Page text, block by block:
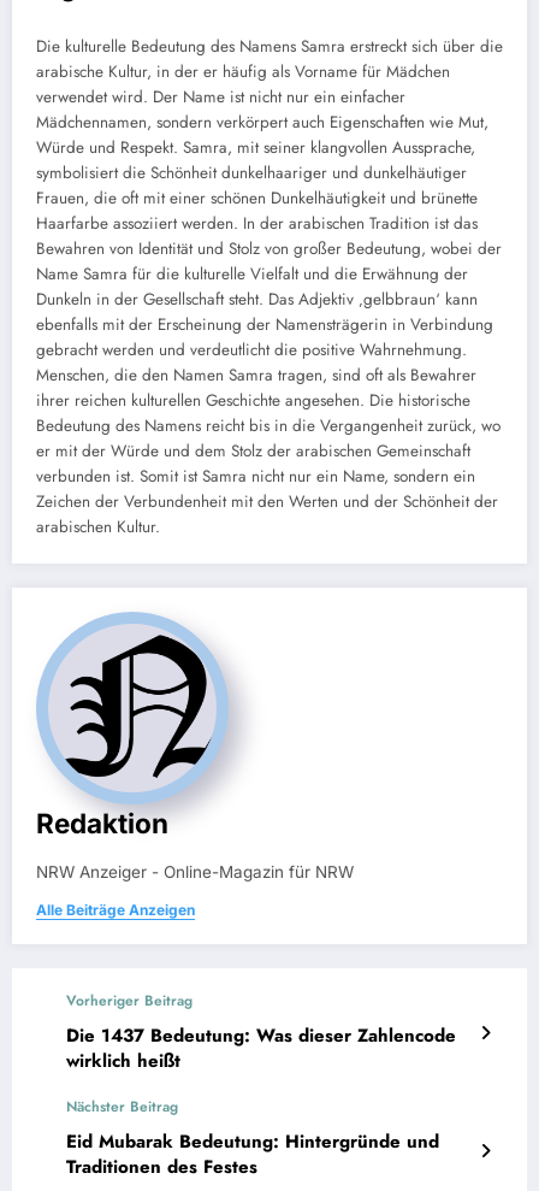
Die kulturelle Bedeutung des Namens Samra erstreckt sich über die
arabische Kultur, in der er häufig als Vorname für Mädchen
verwendet wird. Der Name ist nicht nur ein einfacher
Mädchennamen, sondern verkörpert auch Eigenschaften wie Mut,
Würde und Respekt. Samra, mit seiner klangvollen Aussprache,
symbolisiert die Schönheit dunkelhaariger und dunkelhäutiger
Frauen, die oft mit einer schönen Dunkelhäutigkeit und brünette
Haarfarbe assoziiert werden. In der arabischen Tradition ist das
Bewahren von Identität und Stolz von großer Bedeutung, wobei der
Name Samra für die kulturelle Vielfalt und die Erwähnung der
Dunkeln in der Gesellschaft steht. Das Adjektiv ‚gelbbraun‘ kann
ebenfalls mit der Erscheinung der Namensträgerin in Verbindung
gebracht werden und verdeutlicht die positive Wahrnehmung.
Menschen, die den Namen Samra tragen, sind oft als Bewahrer
ihrer reichen kulturellen Geschichte angesehen. Die historische
Bedeutung des Namens reicht bis in die Vergangenheit zurück, wo
er mit der Würde und dem Stolz der arabischen Gemeinschaft
verbunden ist. Somit ist Samra nicht nur ein Name, sondern ein
Zeichen der Verbundenheit mit den Werten und der Schönheit der
arabischen Kultur.
Redaktion
NRW Anzeiger - Online-Magazin für NRW
Alle Beiträge Anzeigen
Vorheriger Beitrag
Die 1437 Bedeutung: Was dieser Zahlencode
wirklich heißt
Nächster Beitrag
Eid Mubarak Bedeutung: Hintergründe und
Traditionen des Festes